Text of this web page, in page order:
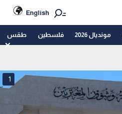
English
مونديال 2026 فلسطين طقس
1